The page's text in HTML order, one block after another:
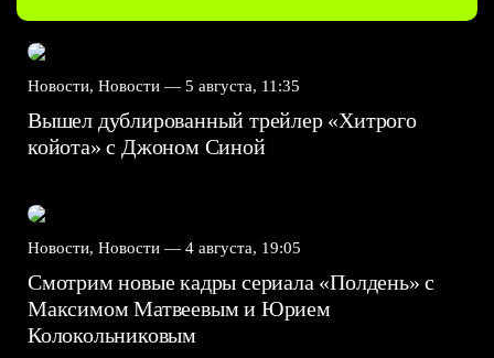
Новости, Новости — 5 августа, 11:35
Вышел дублированный трейлер «Хитрого
койота» с Джоном Синой
Новости, Новости — 4 августа, 19:05
Смотрим новые кадры сериала «Полдень» с
Максимом Матвеевым и Юрием
Колокольниковым